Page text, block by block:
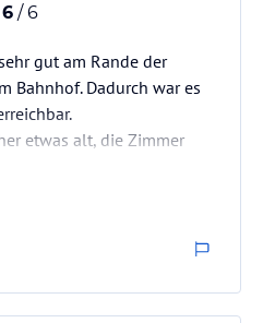
6 / 6
gut am Rande der
Bahnhof. Dadurch war es
etwas alt, die Zimmer